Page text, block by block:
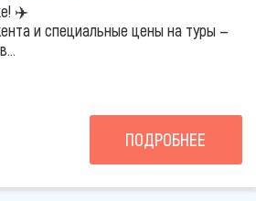
✈️
и специальные цены на туры —
ПОДРОБНЕЕ